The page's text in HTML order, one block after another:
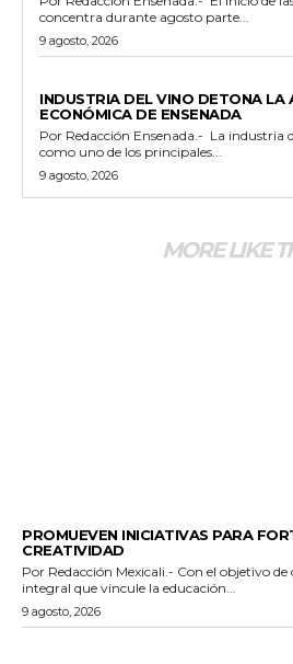
concentra durante agosto parte...
9 agosto, 2026
INDUSTRIA DEL VINO DETONA LA
ECONÓMICA DE ENSENADA
Por Redacción Ensenada.- La industria del vino se ha consolidado
como uno de los principales...
9 agosto, 2026
MORE LIKE
PROMUEVEN INICIATIVAS PARA
CREATIVIDAD
Por Redacción Mexicali.- Con el objetivo de construir un ecosistema
integral que vincule la educación...
9 agosto, 2026